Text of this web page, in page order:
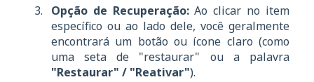
Opção de Recuperação:Ao clicar no item
específico ou ao lado dele, você geralmente
encontrará um botão ou ícone claro (como
uma seta de "restaurar" ou a palavra
"Restaurar" / "Reativar").